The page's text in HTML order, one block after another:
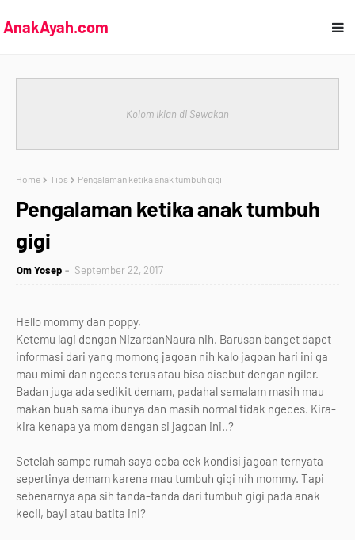
AnakAyah.com
Kolom Iklan di Sewakan
Home Tips Pengalaman ketika anak tumbuh gigi
Pengalaman ketika anak tumbuh
gigi
Om Yosep September 22, 2017
Hello mommy dan poppy,
Ketemu lagi dengan NizardanNaura nih. Barusan banget dapet
informasi dari yang momong jagoan nih kalo jagoan hari ini ga
mau mimi dan ngeces terus atau bisa disebut dengan ngiler.
Badan juga ada sedikit demam, padahal semalam masih mau
makan buah sama ibunya dan masih normal tidak ngeces. Kira-
kira kenapa ya mom dengan si jagoan ini..?
Setelah sampe rumah saya coba cek kondisi jagoan ternyata
sepertinya demam karena mau tumbuh gigi nih mommy. Tapi
sebenarnya apa sih tanda-tanda dari tumbuh gigi pada anak
kecil, bayi atau batita ini?